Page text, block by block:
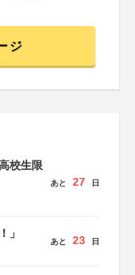
ジ
校生限
あと 27 日
」
あと 23 日